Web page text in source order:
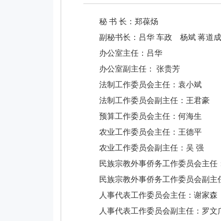
秘 书 长：郑葆炀
副秘书长：吕华 车政 杨斌 蒋道成
办公室主任：吕华
办公室副主任： 张贵芳
法制工作委员会主任：袁小斌
法制工作委员会副主任：王君豪
预算工作委员会主任：何海生
农业工作委员会主任：王德平
农业工作委员会副主任：吴 强
民族宗教外事侨务工作委员会主任
民族宗教外事侨务工作委员会副主
人事代表工作委员会主任：谢家森
人事代表工作委员会副主任：罗文